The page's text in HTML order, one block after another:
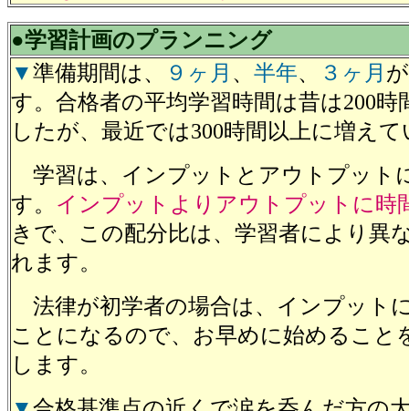
●学習計画のプランニング
▼準備期間は、 ９ヶ月 、 半年、 ３ヶ月
す。合格者の平均学習時間は昔は200時
したが、最近では300時間以上に増え
学習は、インプットとアウトプット
す。 インプットよりアウトプットに時
きで、この配分比は、学習者により異
れます。
法律が初学者の場合は、インプット
ことになるので、お早めに始めること
します。